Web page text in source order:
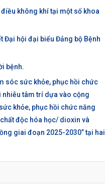
không khí tại một số khoa
Đại hội đại biểu Đảng bộ Bệnh
bệnh.
sóc sức khỏe, phục hồi chức
tâm trí dựa vào cộng
khỏe, phục hồi chức năng
độc hóa học/ dioxin và
giai đoạn 2025-2030” tại hai